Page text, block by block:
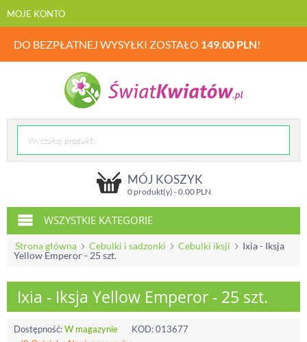
MOJE KONTO
DO BEZPŁATNEJ WYSYŁKI ZOSTAŁO 149.00 PLN!
MÓJ KOSZYK
0 produkt(y) -0.00PLN
WSZYSTKIE KATEGORIE
Strona główna Cebulki i sadzonki Cebulki iksji
Ixia - Iksja
Yellow Emperor - 25 szt.
Ixia - Iksja Yellow Emperor - 25 szt.
Dostępność:W magazynie KOD:013677